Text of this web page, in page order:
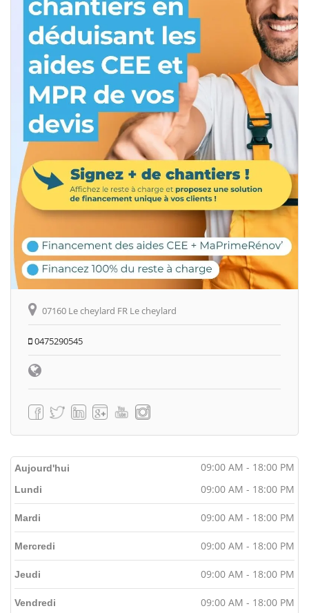
07160 Le cheylard FR Le cheylard
0475290545
Aujourd'hui 09:00 AM - 18:00 PM
Lundi 09:00 AM - 18:00 PM
Mardi 09:00 AM - 18:00 PM
Mercredi 09:00 AM - 18:00 PM
Jeudi 09:00 AM - 18:00 PM
Vendredi 09:00 AM - 18:00 PM